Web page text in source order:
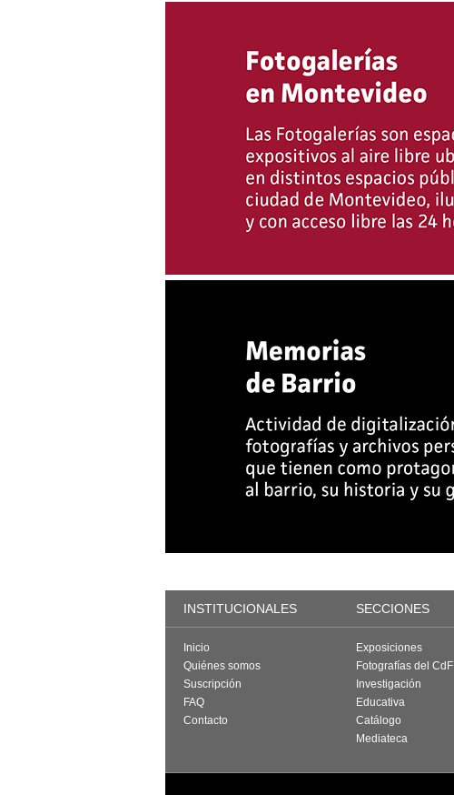
INSTITUCIONALES SECCIONES
Inicio
Quiénes somos
Suscripción
FAQ
Contacto
Exposiciones
Fotografías del CdF
Investigación
Educativa
Catálogo
Mediateca